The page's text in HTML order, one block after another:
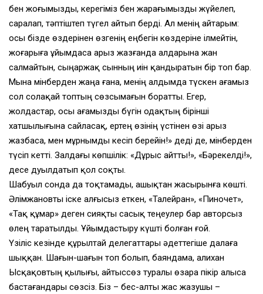
бен жоғымызды, керегіміз бен жарағымызды жүйелеп,
саралап, тәптіштеп түгел айтып берді. Ал менің айтарым:
осы бізде өздерінен өзгенің еңбегін көздеріне ілмейтін,
жоғарыға ұйымдаса арыз жазғанда алдарына жан
салмайтын, сыңаржақ сынның иін қандыратын бір топ бар.
Мына мінберден жаңа ғана, менің алдымда түскен ағамыз
сол солақай топтың сөзсымағын боратты. Егер,
жолдастар, осы ағамызды бүгін одақтың бірінші
хатшылығына сайласақ, ертең өзінің үстінен өзі арыз
жазбаса, мен мұрнымды кесіп берейін!» деді де, мінберден
түсіп кетті. Залдағы көпшілік: «Дұрыс айтты!», «Бәрекелді!»,
десе дуылдатып қол соқты.
Шабуыл сонда да тоқтамады, ашықтан жасырынға көшті.
Әлімжановты іске алғысыз еткен, «Талейран», «Пиночет»,
«Тақ құмар» деген сияқты сасық теңеулер бар авторсыз
өлең таратылды. Ұйымдастыру күшті болған ғой.
Үзіліс кезінде құрылтай делегаттары әдеттегіше далаға
шыққан. Шағын-шағын топ болып, баяндама, Қалихан
Ысқақовтың қылығы, айтыссөз туралы өзара пікір алыса
бастағандары сөзсіз. Біз – бес-алты жас жазушы –